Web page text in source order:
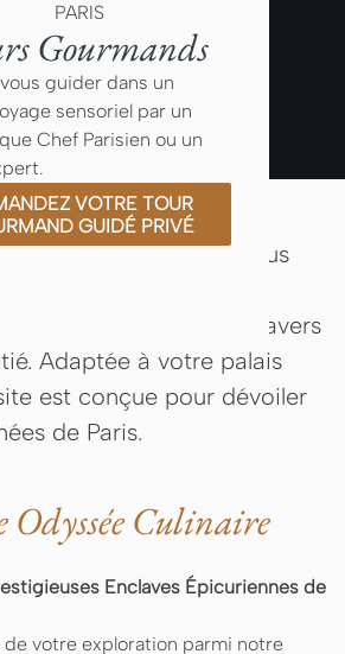
PARIS
Gourmands
guider dans un
sensoriel par un
Chef Parisien ou un
VOTRE TOUR
GUIDÉ PRIVÉ
privée vous
plus prestigieuses
de la capitale à travers
Adaptée à votre palais
est conçue pour dévoiler
de Paris.
Odyssée Culinaire
Enclaves Épicuriennes de
votre exploration parmi notre